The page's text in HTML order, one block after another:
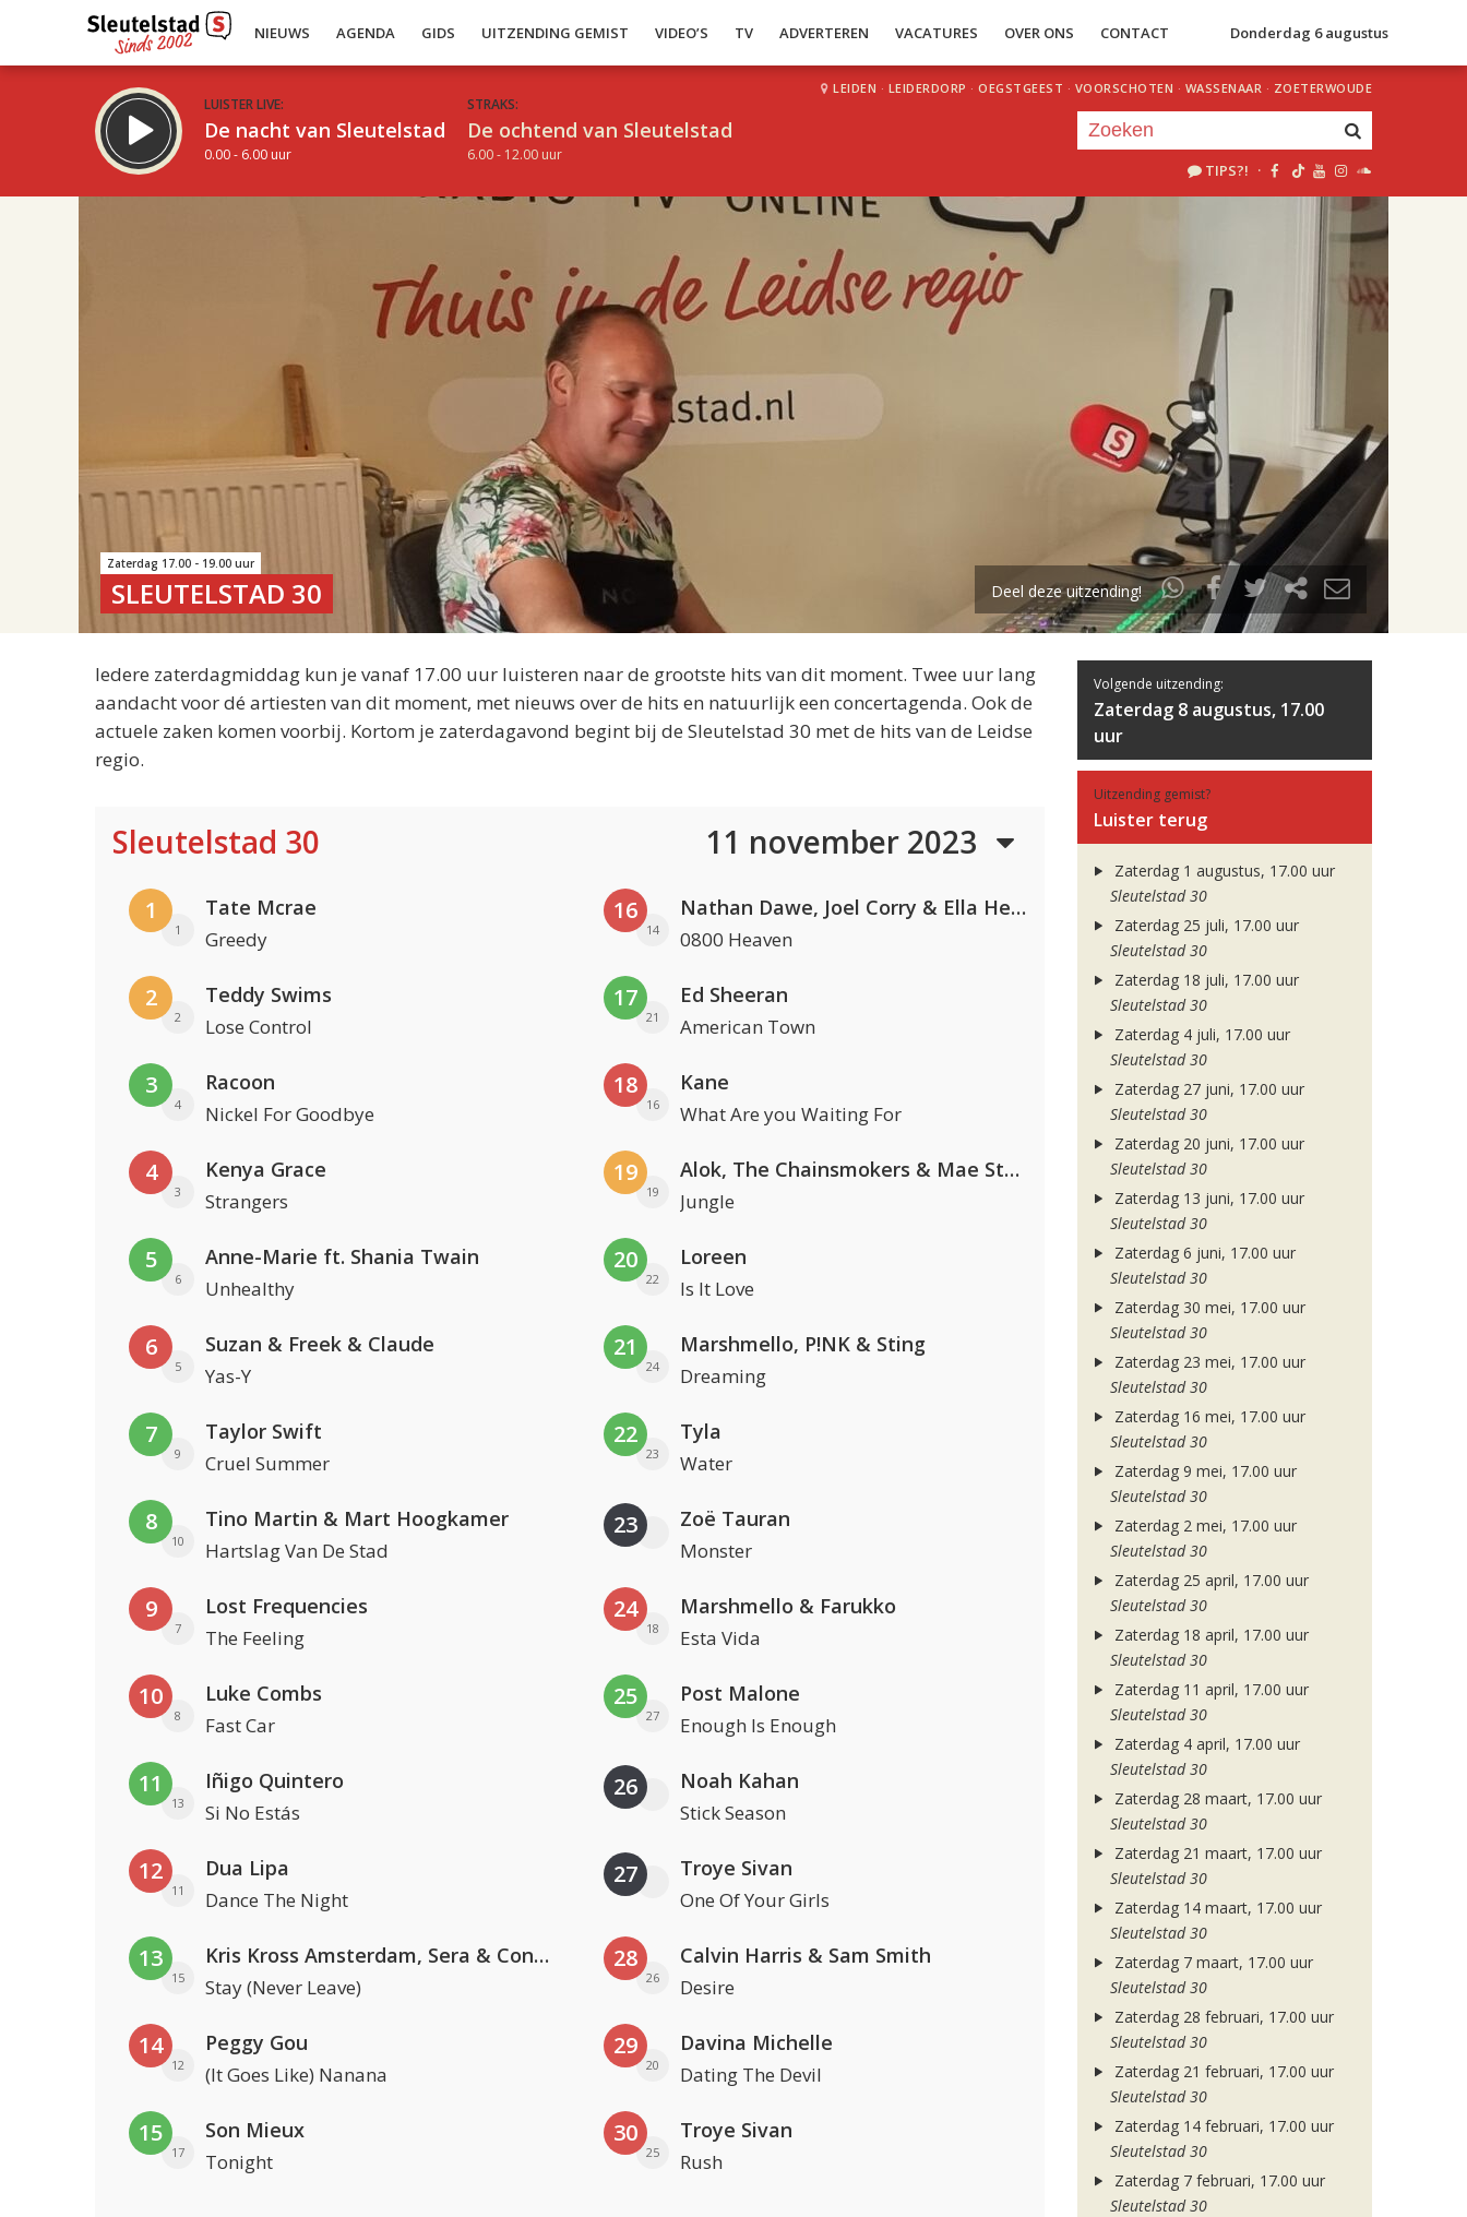
NIEUWS AGENDA GIDS UITZENDING GEMIST VIDEO’S TV ADVERTEREN VACATURES OVER ONS CONTACT Donderdag 6 augustus
LUISTER LIVE:
De nacht van Sleutelstad
0.00 - 6.00 uur
STRAKS:
De ochtend van Sleutelstad
6.00 - 12.00 uur
LEIDEN · LEIDERDORP · OEGSTGEEST · VOORSCHOTEN · WASSENAAR · ZOETERWOUDE
TIPS?! ·
uur 1 van 2
Volgend uur
Zaterdag 17.00 - 19.00 uur
SLEUTELSTAD 30 Deel deze uitzending!
Iedere zaterdagmiddag kun je vanaf 17.00 uur luisteren naar de grootste hits van dit moment. Twee uur lang
aandacht voor dé artiesten van dit moment, met nieuws over de hits en natuurlijk een concertagenda. Ook de
actuele zaken komen voorbij. Kortom je zaterdagavond begint bij de Sleutelstad 30 met de hits van de Leidse
regio.
Sleutelstad 30 11 november 2023
1
1
Tate Mcrae
Greedy
2
2
Teddy Swims
Lose Control
3
4
Racoon
Nickel For Goodbye
4
3
Kenya Grace
Strangers
5
6
Anne-Marie ft. Shania Twain
Unhealthy
6
5
Suzan & Freek & Claude
Yas-Y
7
9
Taylor Swift
Cruel Summer
8
10
Tino Martin & Mart Hoogkamer
Hartslag Van De Stad
9
7
Lost Frequencies
The Feeling
10
8
Luke Combs
Fast Car
11
13
Iñigo Quintero
Si No Estás
12
11
Dua Lipa
Dance The Night
13
15
Kris Kross Amsterdam, Sera & Conor Maynard
Stay (Never Leave)
14
12
Peggy Gou
(It Goes Like) Nanana
15
17
Son Mieux
Tonight
16
14
Nathan Dawe, Joel Corry & Ella Henderson
0800 Heaven
17
21
Ed Sheeran
American Town
18
16
Kane
What Are you Waiting For
19
19
Alok, The Chainsmokers & Mae Stephens
Jungle
20
22
Loreen
Is It Love
21
24
Marshmello, P!NK & Sting
Dreaming
22
23
Tyla
Water
23 Zoë Tauran
Monster
24
18
Marshmello & Farukko
Esta Vida
25
27
Post Malone
Enough Is Enough
26 Noah Kahan
Stick Season
27 Troye Sivan
One Of Your Girls
28
26
Calvin Harris & Sam Smith
Desire
29
20
Davina Michelle
Dating The Devil
30
25
Troye Sivan
Rush
Volgende uitzending:
Zaterdag 8 augustus, 17.00
uur
Uitzending gemist?
Luister terug
Zaterdag 1 augustus, 17.00 uur
Sleutelstad 30
Zaterdag 25 juli, 17.00 uur
Sleutelstad 30
Zaterdag 18 juli, 17.00 uur
Sleutelstad 30
Zaterdag 4 juli, 17.00 uur
Sleutelstad 30
Zaterdag 27 juni, 17.00 uur
Sleutelstad 30
Zaterdag 20 juni, 17.00 uur
Sleutelstad 30
Zaterdag 13 juni, 17.00 uur
Sleutelstad 30
Zaterdag 6 juni, 17.00 uur
Sleutelstad 30
Zaterdag 30 mei, 17.00 uur
Sleutelstad 30
Zaterdag 23 mei, 17.00 uur
Sleutelstad 30
Zaterdag 16 mei, 17.00 uur
Sleutelstad 30
Zaterdag 9 mei, 17.00 uur
Sleutelstad 30
Zaterdag 2 mei, 17.00 uur
Sleutelstad 30
Zaterdag 25 april, 17.00 uur
Sleutelstad 30
Zaterdag 18 april, 17.00 uur
Sleutelstad 30
Zaterdag 11 april, 17.00 uur
Sleutelstad 30
Zaterdag 4 april, 17.00 uur
Sleutelstad 30
Zaterdag 28 maart, 17.00 uur
Sleutelstad 30
Zaterdag 21 maart, 17.00 uur
Sleutelstad 30
Zaterdag 14 maart, 17.00 uur
Sleutelstad 30
Zaterdag 7 maart, 17.00 uur
Sleutelstad 30
Zaterdag 28 februari, 17.00 uur
Sleutelstad 30
Zaterdag 21 februari, 17.00 uur
Sleutelstad 30
Zaterdag 14 februari, 17.00 uur
Sleutelstad 30
Zaterdag 7 februari, 17.00 uur
Sleutelstad 30